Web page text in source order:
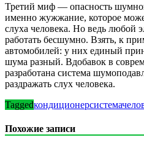
Третий миф — опасность
именно жужжание, которое
слуха человека. Но ведь любой
работать бесшумно. Взять, к
автомобилей: у них единый
шума разный. Вдобавок в
разработана система
раздражать слух человека.
Taggedкондиционерсистема
Похожие записи